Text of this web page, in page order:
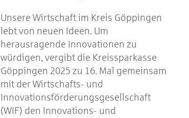
Unsere Wirtschaft im Kreis Göppingen
lebt von neuen Ideen. Um
herausragende Innovationen zu
würdigen, vergibt die Kreissparkasse
Göppingen 2025 zu 16. Mal gemeinsam
mit der Wirtschafts- und
Innovationsförderungsgesellschaft
(WIF) den Innovations- und
Gewinnspiel geschlossen